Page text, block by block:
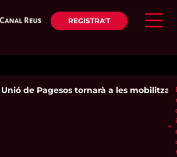
REGISTRA'T
Unió de Pagesos tornarà a les